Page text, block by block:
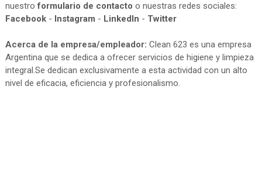
nuestroformulario de contacto o nuestras redes sociales:
Facebook- Instagram - LinkedIn - Twitter
Acerca de la empresa/empleador: Clean 623 es una empresa
Argentina que se dedica a ofrecer servicios de higiene y limpieza
integral.Se dedican exclusivamente a esta actividad con un alto
nivel de eficacia, eficiencia y profesionalismo.